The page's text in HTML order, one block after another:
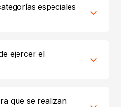
especiales
ejercer el
que se realizan